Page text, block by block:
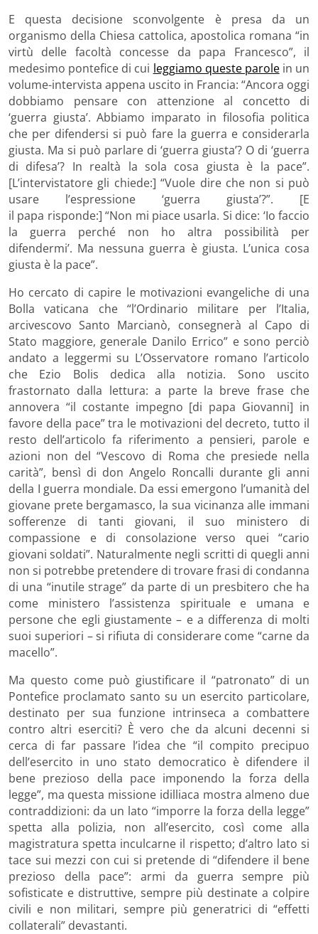
E questa decisione sconvolgente è presa da un
organismo della Chiesa cattolica, apostolica romana “in
virtù delle facoltà concesse da papa Francesco”, il
medesimo pontefice di cui leggiamo queste parolein un
volume-intervista appena uscito in Francia: “Ancora oggi
dobbiamo pensare con attenzione al concetto di
‘guerra giusta’. Abbiamo imparato in filosofia politica
che per difendersi si può fare la guerra e considerarla
giusta. Ma si può parlare di ‘guerra giusta’? O di ‘guerra
di difesa’? In realtà la sola cosa giusta è la pace”.
[L’intervistatore gli chiede:] “Vuole dire che non si può
usare l’espressione ‘guerra giusta’?”. [E
il papa risponde:] “Non mi piace usarla. Si dice: ‘Io faccio
la guerra perché non ho altra possibilità per
difendermi’. Ma nessuna guerra è giusta. L’unica cosa
giusta è la pace”.
Ho cercato di capire le motivazioni evangeliche di una
Bolla vaticana che “l’Ordinario militare per l’Italia,
arcivescovo Santo Marcianò, consegnerà al Capo di
Stato maggiore, generale Danilo Errico” e sono perciò
andato a leggermi su L’Osservatore romano l’articolo
che Ezio Bolis dedica alla notizia. Sono uscito
frastornato dalla lettura: a parte la breve frase che
annovera “il costante impegno [di papa Giovanni] in
favore della pace” tra le motivazioni del decreto, tutto il
resto dell’articolo fa riferimento a pensieri, parole e
azioni non del “Vescovo di Roma che presiede nella
carità”, bensì di don Angelo Roncalli durante gli anni
della I guerra mondiale. Da essi emergono l’umanità del
giovane prete bergamasco, la sua vicinanza alle immani
sofferenze di tanti giovani, il suo ministero di
compassione e di consolazione verso quei “cario
giovani soldati”. Naturalmente negli scritti di quegli anni
non si potrebbe pretendere di trovare frasi di condanna
di una “inutile strage” da parte di un presbitero che ha
come ministero l’assistenza spirituale e umana e
persone che egli giustamente – e a differenza di molti
suoi superiori – si rifiuta di considerare come “carne da
macello”.
Ma questo come può giustificare il “patronato” di un
Pontefice proclamato santo su un esercito particolare,
destinato per sua funzione intrinseca a combattere
contro altri eserciti? È vero che da alcuni decenni si
cerca di far passare l’idea che “il compito precipuo
dell’esercito in uno stato democratico è difendere il
bene prezioso della pace imponendo la forza della
legge”, ma questa missione idilliaca mostra almeno due
contraddizioni: da un lato “imporre la forza della legge”
spetta alla polizia, non all’esercito, così come alla
magistratura spetta inculcarne il rispetto; d’altro lato si
tace sui mezzi con cui si pretende di “difendere il bene
prezioso della pace”: armi da guerra sempre più
sofisticate e distruttive, sempre più destinate a colpire
civili e non militari, sempre più generatrici di “effetti
collaterali” devastanti.